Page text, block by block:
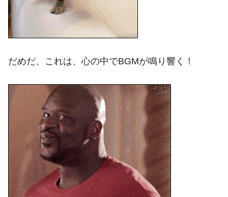
だめだ、これは、心の中でBGMが鳴り響く！